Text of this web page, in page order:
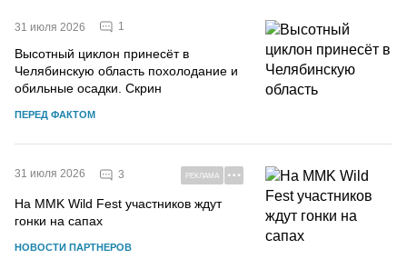
31 июля 2026 1
Высотный циклон принесёт в
Челябинскую область похолодание и
обильные осадки. Скрин
ПЕРЕД ФАКТОМ
31 июля 2026 3 РЕКЛАМА
На MMK Wild Fest участников ждут
гонки на сапах
НОВОСТИ ПАРТНЕРОВ